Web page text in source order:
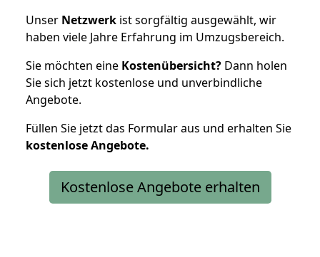
Unser Netzwerk ist sorgfältig ausgewählt, wir
haben viele Jahre Erfahrung im Umzugsbereich.
Sie möchten eine Kostenübersicht? Dann holen
Sie sich jetzt kostenlose und unverbindliche
Angebote.
Füllen Sie jetzt das Formular aus und erhalten Sie
kostenloseAngebote.
Kostenlose Angebote erhalten